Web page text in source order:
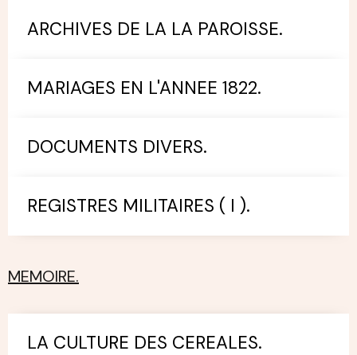
ARCHIVES DE LA LA PAROISSE.
MARIAGES EN L'ANNEE 1822.
DOCUMENTS DIVERS.
REGISTRES MILITAIRES ( I ).
MEMOIRE.
LA CULTURE DES CEREALES.